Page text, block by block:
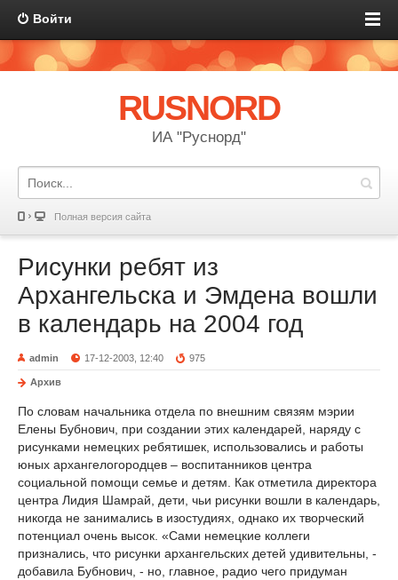
Войти
RUSNORD
ИА "Руснорд"
Полная версия сайта
Рисунки ребят из
Архангельска и Эмдена вошли
в календарь на 2004 год
admin 17-12-2003, 12:40 975
Архив
По словам начальника отдела по внешним связям мэрии
Елены Бубнович, при создании этих календарей, наряду с
рисунками немецких ребятишек, использовались и работы
юных архангелогородцев – воспитанников центра
социальной помощи семье и детям. Как отметила директора
центра Лидия Шамрай, дети, чьи рисунки вошли в календарь,
никогда не занимались в изостудиях, однако их творческий
потенциал очень высок. «Сами немецкие коллеги
признались, что рисунки архангельских детей удивительны, -
добавила Бубнович, - но, главное, радио чего придуман